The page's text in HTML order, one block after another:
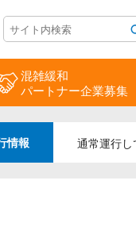
混雑緩和
パートナー企業募集
情報 通常運行し